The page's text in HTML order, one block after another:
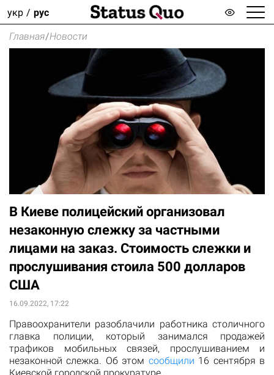
укр рус
Главная/Новости
В Киеве полицейский организовал
незаконную слежку за частными
лицами на заказ. Стоимость слежки и
прослушивания стоила 500 долларов
США
16.09.2022, 17:22
Правоохранители разоблачили работника столичного
главка полиции, который занимался продажей
трафиков мобильных связей, прослушиванием и
незаконной слежка. Об этом сообщили 16 сентября в